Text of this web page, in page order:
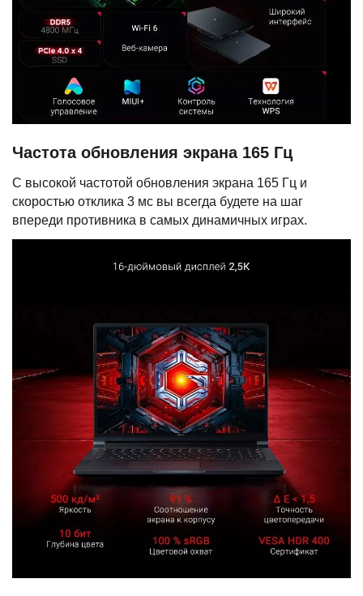
Частота обновления экрана 165 Гц
С высокой частотой обновления экрана 165 Гц и
скоростью отклика 3 мс вы всегда будете на шаг
впереди противника в самых динамичных играх.